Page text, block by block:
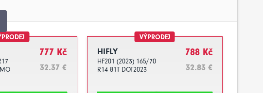
777 Kč
32.37 €
VÝPRODEJ
HIFLY
HF201 (2023) 165/70
R14 81T DOT2023
788 Kč
32.83 €